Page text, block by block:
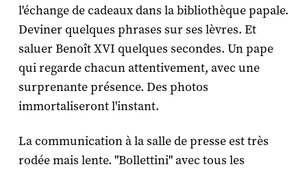
l'échange de cadeaux dans la bibliothèque papale.
Deviner quelques phrases sur ses lèvres. Et
saluer Benoît XVI quelques secondes. Un pape
qui regarde chacun attentivement, avec une
surprenante présence. Des photos
immortaliseront l'instant.
La communication à la salle de presse est très
rodée mais lente. "Bollettini" avec tous les